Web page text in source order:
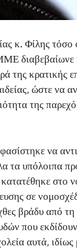
κ. Φίλης
διαβεβαίωνε
της κρατικής
ώστε να
της
να
υπόλοιπα
στο
σε
βράδυ από τη
που
αυτά,